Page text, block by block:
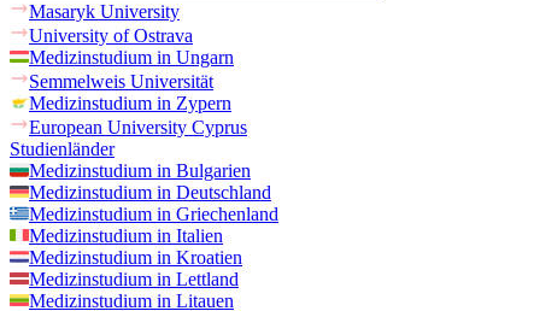
Masaryk University
University of Ostrava
Medizinstudium in Ungarn
Semmelweis Universität
Medizinstudium in Zypern
European University Cyprus
Studienländer
Medizinstudium in Bulgarien
Medizinstudium in Deutschland
Medizinstudium in Griechenland
Medizinstudium in Italien
Medizinstudium in Kroatien
Medizinstudium in Lettland
Medizinstudium in Litauen